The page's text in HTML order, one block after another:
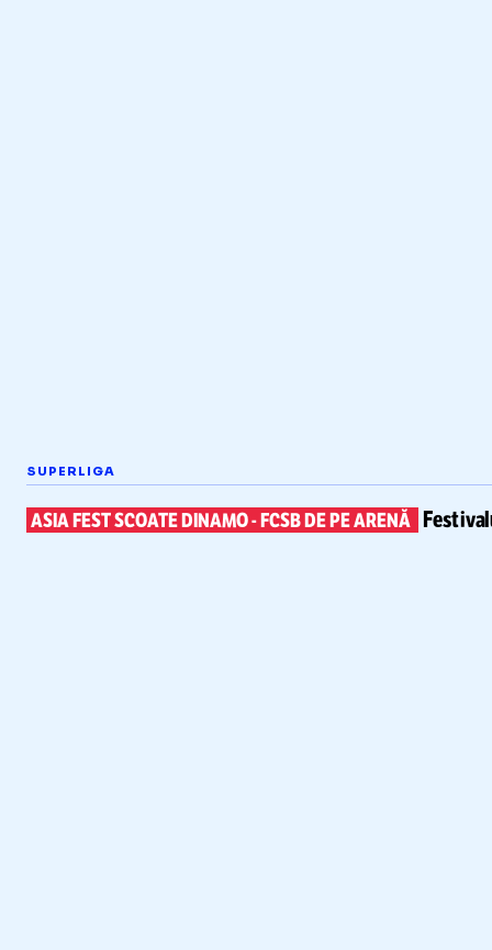
SUPERLIGA
ASIA FEST SCOATE DINAMO-FCSB DE PE ARENĂ